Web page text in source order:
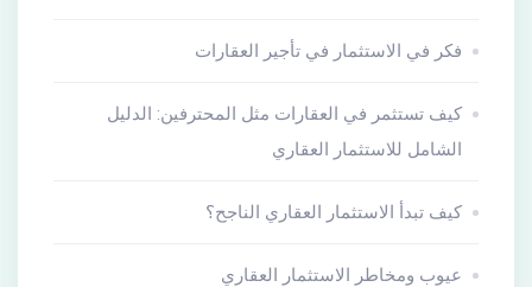
فكر في الاستثمار في تأجير العقارات
كيف تستثمر في العقارات مثل المحترفين: الدليل
الشامل للاستثمار العقاري
كيف تبدأ الاستثمار العقاري الناجح؟
عيوب ومخاطر الاستثمار العقاري